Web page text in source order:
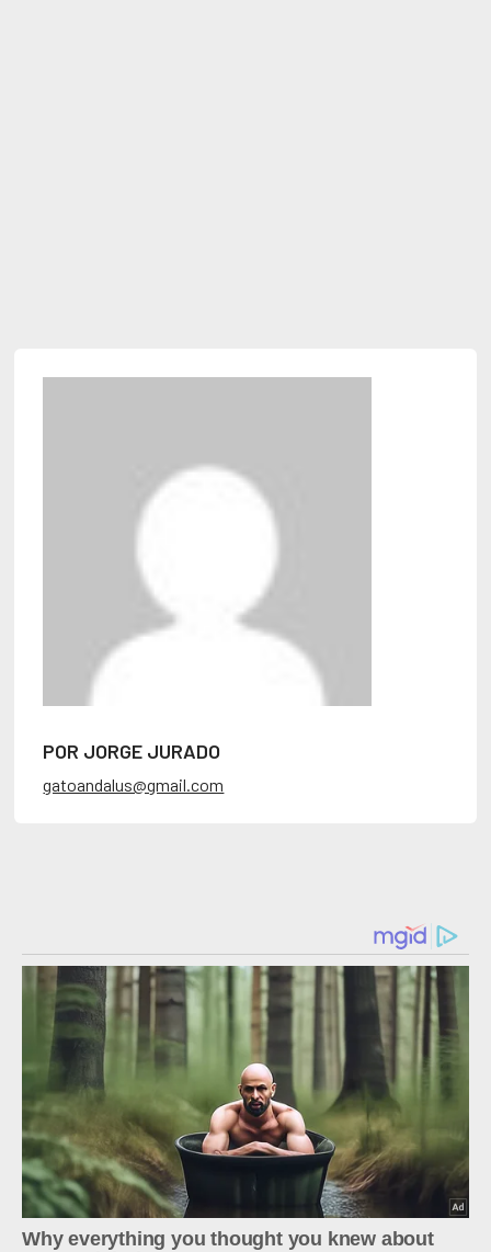
POR JORGE JURADO
gatoandalus@gmail.com